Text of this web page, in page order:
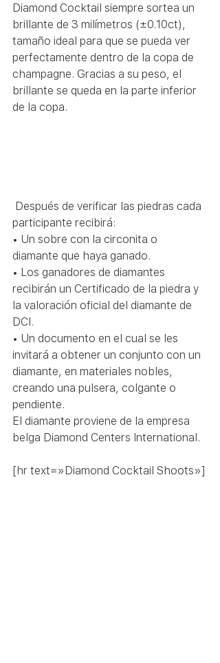
Diamond Cocktail siempre sortea un
brillante de 3 milímetros (±0.10ct),
tamaño ideal para que se pueda ver
perfectamente dentro de la copa de
champagne. Gracias a su peso, el
brillante se queda en la parte inferior
de la copa.
participante recibirá:
• Un sobre con la circonita o
diamante que haya ganado.
• Los ganadores de diamantes
recibirán un Certificado de la piedra y
la valoración oficial del diamante de
DCI.
• Un documento en el cual se les
invitará a obtener un conjunto con un
diamante, en materiales nobles,
creando una pulsera, colgante o
pendiente.
El diamante proviene de la empresa
belga Diamond Centers International.
[hr text=»Diamond Cocktail Shoots»]